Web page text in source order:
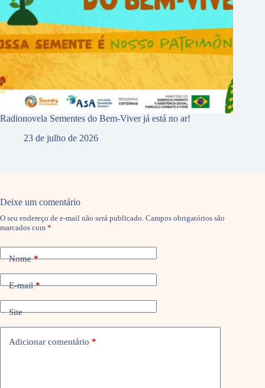
Radionovela Sementes do Bem-Viver já está no ar!
23 de julho de 2026
Deixe um comentário
O seu endereço de e-mail não será publicado. Campos obrigatórios são
marcados com *
Nome*
E-mail*
Site
Adicionar comentário *